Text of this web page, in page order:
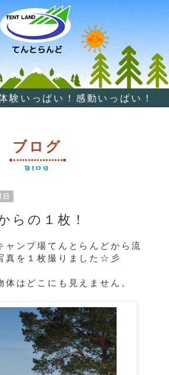
験いっぱい！感動いっぱい！
ブログ
Blog
らの１枚！
ンプ場てんとらんどから流
真を１枚撮りました☆彡
はどこにも見えません。